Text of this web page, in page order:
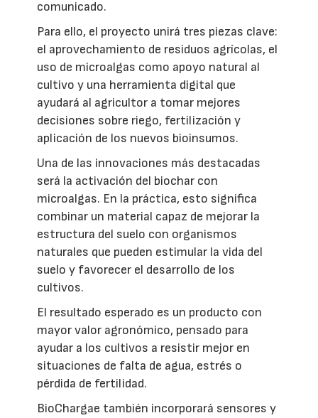
comunicado.
Para ello, el proyecto unirá tres piezas clave:
el aprovechamiento de residuos agrícolas, el
uso de microalgas como apoyo natural al
cultivo y una herramienta digital que
ayudará al agricultor a tomar mejores
decisiones sobre riego, fertilización y
aplicación de los nuevos bioinsumos.
Una de las innovaciones más destacadas
será la activación del biochar con
microalgas. En la práctica, esto significa
combinar un material capaz de mejorar la
estructura del suelo con organismos
naturales que pueden estimular la vida del
suelo y favorecer el desarrollo de los
cultivos.
El resultado esperado es un producto con
mayor valor agronómico, pensado para
ayudar a los cultivos a resistir mejor en
situaciones de falta de agua, estrés o
pérdida de fertilidad.
BioChargae también incorporará sensores y